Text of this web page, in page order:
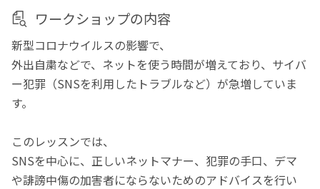
ワークショップの内容
新型コロナウイルスの影響で、
外出自粛などで、ネットを使う時間が増えており、サイバ
ー犯罪（SNSを利用したトラブルなど）が急増していま
す。
このレッスンでは、
SNSを中心に、正しいネットマナー、犯罪の手口、デマ
や誹謗中傷の加害者にならないためのアドバイスを行い